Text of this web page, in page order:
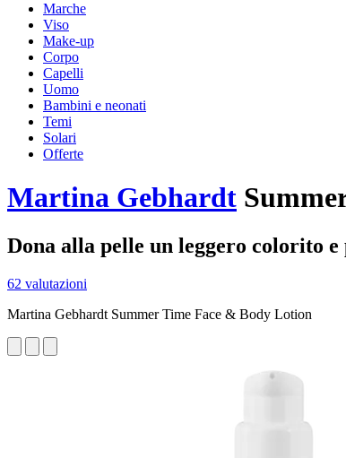
Marche
Viso
Make-up
Corpo
Capelli
Uomo
Bambini e neonati
Temi
Solari
Offerte
Martina Gebhardt
Dona alla pelle un leggero colorito e
62 valutazioni
Martina Gebhardt Summer Time Face & Body Lotion